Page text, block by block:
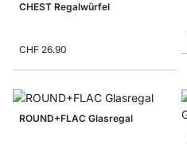
CHEST Regalwürfel
CHF 26.90
ROUND+FLAC Glasregal